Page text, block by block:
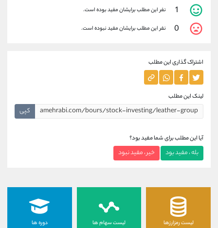
1 نفر این مطلب برایشان مفید بوده است.
0 نفر این مطلب برایشان مفید نبوده است.
اشتراک گذاری این مطلب
لینک این مطلب
کپی
آیا این مطلب برای شما مفید بود؟
بله ، مفید بود خیر ، مفید نبود
لیست رمزارزها لیست سهام ها دوره ها